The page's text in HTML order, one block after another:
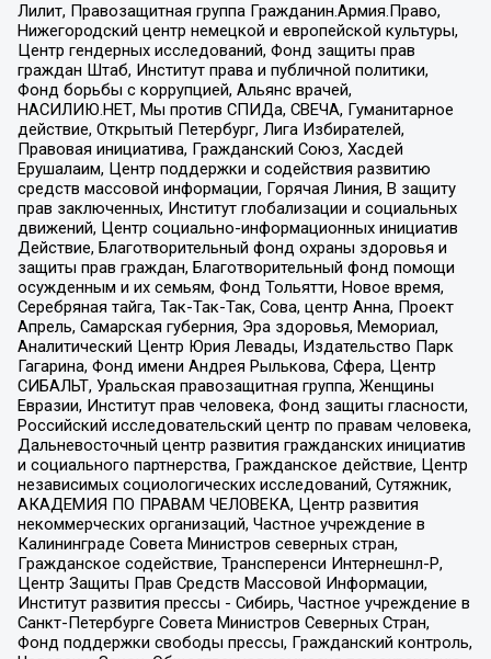
Лилит, Правозащитная группа Гражданин.Армия.Право,
Нижегородский центр немецкой и европейской культуры,
Центр гендерных исследований, Фонд защиты прав
граждан Штаб, Институт права и публичной политики,
Фонд борьбы с коррупцией, Альянс врачей,
НАСИЛИЮ.НЕТ, Мы против СПИДа, СВЕЧА, Гуманитарное
действие, Открытый Петербург, Лига Избирателей,
Правовая инициатива, Гражданский Союз, Хасдей
Ерушалаим, Центр поддержки и содействия развитию
средств массовой информации, Горячая Линия, В защиту
прав заключенных, Институт глобализации и социальных
движений, Центр социально-информационных инициатив
Действие, Благотворительный фонд охраны здоровья и
защиты прав граждан, Благотворительный фонд помощи
осужденным и их семьям, Фонд Тольятти, Новое время,
Серебряная тайга, Так-Так-Так, Сова, центр Анна, Проект
Апрель, Самарская губерния, Эра здоровья, Мемориал,
Аналитический Центр Юрия Левады, Издательство Парк
Гагарина, Фонд имени Андрея Рылькова, Сфера, Центр
СИБАЛЬТ, Уральская правозащитная группа, Женщины
Евразии, Институт прав человека, Фонд защиты гласности,
Российский исследовательский центр по правам человека,
Дальневосточный центр развития гражданских инициатив
и социального партнерства, Гражданское действие, Центр
независимых социологических исследований, Сутяжник,
АКАДЕМИЯ ПО ПРАВАМ ЧЕЛОВЕКА, Центр развития
некоммерческих организаций, Частное учреждение в
Калининграде Совета Министров северных стран,
Гражданское содействие, Трансперенси Интернешнл-Р,
Центр Защиты Прав Средств Массовой Информации,
Институт развития прессы - Сибирь, Частное учреждение в
Санкт-Петербурге Совета Министров Северных Стран,
Фонд поддержки свободы прессы, Гражданский контроль,